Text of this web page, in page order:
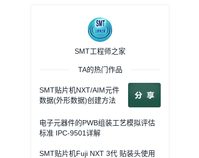
SMT工程师之家
TA的热门作品
SMT贴片机NXT/AIM元件
数据(外形数据)创建方法
电子元器件的PWB组装工艺模拟评估
标准 IPC-9501详解
SMT贴片机Fuji NXT 3代 贴装头使用